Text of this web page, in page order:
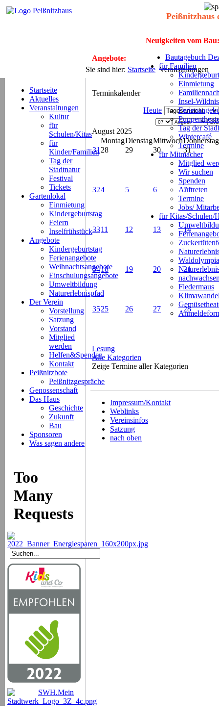
Peißnitzhaus
Neuigkeiten vom Bau:
Bautagebuch
für Familien
Einmietung
Insel-
Tag der
Wintercafé
Termine
für Mitmacher
Mitglied
Wir suchen
Spenden
Auftreten
Termine
Jobs/
für Kitas/Schulen/
Fledermaus
Angebote:
Sie sind hier: Startseite Veranstaltungen
Startseite
Aktuelles
Veranstaltungen
Kultur
für
Schulen/Kitas
für
Kinder/Familien
Tag der
Stadtnatur
Festival
Tickets
Gartenlokal
Einmietung
Kindergeburtstag
Feiern
Inselfrühstück
Angebote
Kindergeburtstag
Ferienangebote
Weihnachtsangebote
Einschulungsangebote
Umweltbildung
Naturerlebnispfad
Der Verein
Vorstellung
Satzung
Vorstand
Mitglied
werden
Helfen&Spenden
Kontakt
Peißnitzbote
Peißnitzgespräche
Genossenschaft
Das Haus
Geschichte
Zukunft
Bau
Sponsoren
Was sagen andere
Terminkalender
Heute
August 2025
MontagDienstagMittwochDonnerstag
31 28 29 30 31
324 5 6 7
3311 12 13 14
3418 19 20 21
3525 26 27 28
Lesung
Alle Kategorien
Zeige Termine aller Kategorien
Impressum/Kontakt
Weblinks
Vereinsinfos
Satzung
nach oben